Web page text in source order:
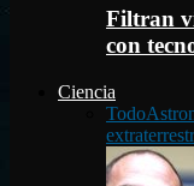
Filtran
con
Ciencia
Todo